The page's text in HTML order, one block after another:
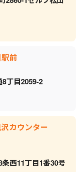
前
丁目2059‐2
カウンター
西11丁目1番30号